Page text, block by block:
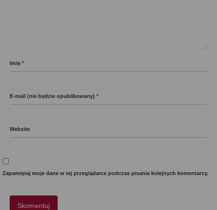
Imię *
E-mail (nie będzie opublikowany) *
Website
Zapamiętaj moje dane w tej przeglądarce podczas pisania kolejnych komentarzy.